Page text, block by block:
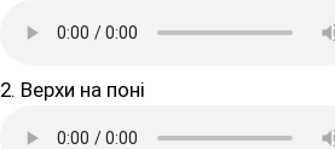
2. Верхи на поні